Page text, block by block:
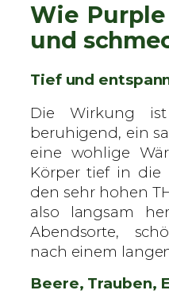
e
n
e
Wie
und
Tief und
Die Wirkung
beruhigend, ein
eine wohlige
Körper tief in die
den sehr hohen
also langsam
Abendsorte,
nach einem
Beere, Trauben,